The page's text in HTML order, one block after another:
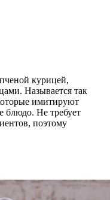
курицей,
Называется так
имитируют
блюдо. Не требует
поэтому